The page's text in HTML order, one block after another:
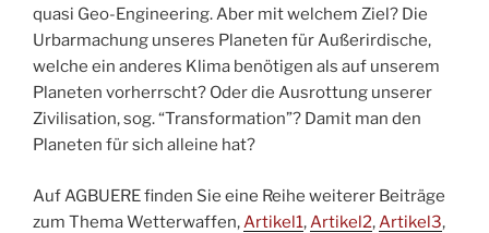
quasi Geo-Engineering. Aber mit welchem Ziel? Die
Urbarmachung unseres Planeten für Außerirdische,
welche ein anderes Klima benötigen als auf unserem
Planeten vorherrscht? Oder die Ausrottung unserer
Zivilisation, sog. “Transformation”? Damit man den
Planeten für sich alleine hat?
Auf AGBUERE finden Sie eine Reihe weiterer Beiträge
zum Thema Wetterwaffen,Artikel1,Artikel2,Artikel3,